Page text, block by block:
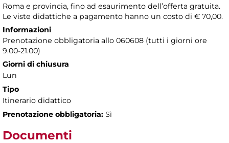
Roma e provincia, fino ad esaurimento dell’offerta gratuita.
Le viste didattiche a pagamento hanno un costo di € 70,00.
Informazioni
Prenotazione obbligatoria allo 060608 (tutti i giorni ore
9.00-21.00)
Giorni di chiusura
Lun
Tipo
Itinerario didattico
Prenotazione obbligatoria: Sì
Documenti